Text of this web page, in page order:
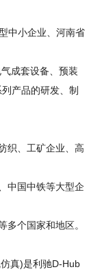
中小企业、河南省
成套设备、预装
产品的研发、制
织、工矿企业、高
中国中铁等大型企
多个国家和地区。
真)是利驰D-Hub